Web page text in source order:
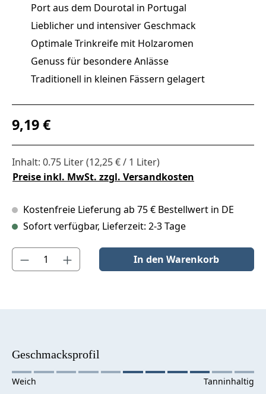
Port aus dem Dourotal in Portugal
Lieblicher und intensiver Geschmack
Optimale Trinkreife mit Holzaromen
Genuss für besondere Anlässe
Traditionell in kleinen Fässern gelagert
Regulärer Preis:
9,19 €
Inhalt: 0.75 Liter(12,25 € / 1 Liter)
Preise inkl. MwSt. zzgl. Versandkosten
Kostenfreie Lieferung ab 75 € Bestellwert in DE
Sofort verfügbar, Lieferzeit: 2-3 Tage
Produkt Anzahl: Gib den gewünschten Wert ein oder benutze
In den Warenkorb
Geschmacksprofil